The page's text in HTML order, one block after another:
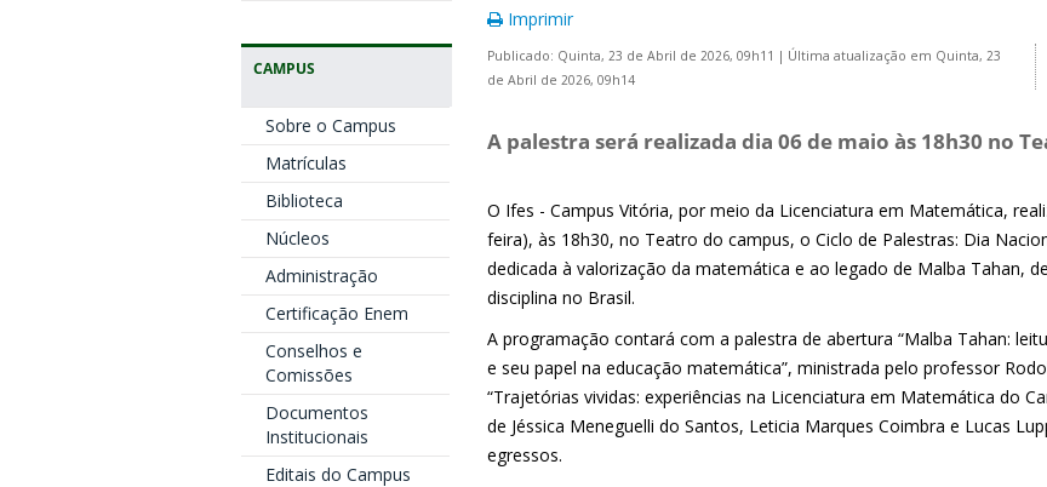
CAMPUS
Sobre o Campus
Matrículas
Biblioteca
Núcleos
Administração
Certificação Enem
Conselhos e
Comissões
Documentos
Institucionais
Editais do Campus
Imprimir
Publicado: Quinta, 23 de Abril de 2026, 09h11 | Última atualização em Quinta, 23
de Abril de 2026, 09h14
A palestra será realizada dia 06 de maio às 18h30 no
O Ifes - Campus Vitória, por meio da Licenciatura em Matemática,
feira), às 18h30, no Teatro do campus, o Ciclo de Palestras: Dia
dedicada à valorização da matemática e ao legado de Malba Tahan,
disciplina no Brasil.
A programação contará com a palestra de abertura “Malba Tahan:
e seu papel na educação matemática”, ministrada pelo professor
“Trajetórias vividas: experiências na Licenciatura em Matemática do
de Jéssica Meneguelli do Santos, Leticia Marques Coimbra e Lucas
egressos.